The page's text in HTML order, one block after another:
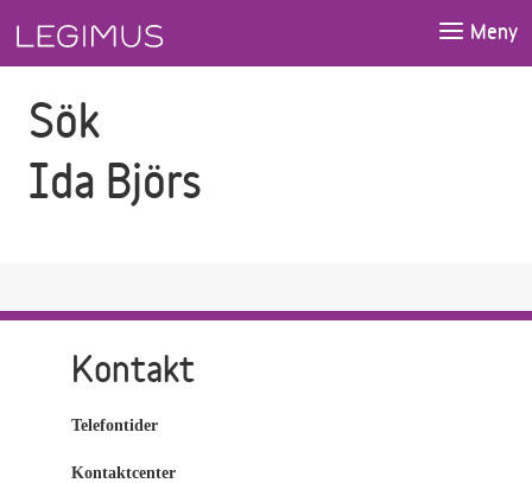
Meny
Sök
Ida Björs
Kontakt
Telefontider
Kontaktcenter